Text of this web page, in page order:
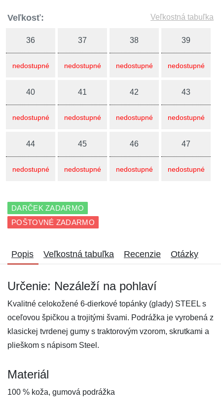
Veľkosť: Veľkostná tabuľka
36
nedostupné
37
nedostupné
38
nedostupné
39
nedostupné
40
nedostupné
41
nedostupné
42
nedostupné
43
nedostupné
44
nedostupné
45
nedostupné
46
nedostupné
47
nedostupné
DARČEK ZADARMO
POŠTOVNÉ ZADARMO
Popis Veľkostná tabuľka Recenzie Otázky
Určenie: Nezáleží na pohlaví
Kvalitné celokožené 6-dierkové topánky (glady) STEEL s
oceľovou špičkou a trojitými švami. Podrážka je vyrobená z
klasickej tvrdenej gumy s traktorovým vzorom, skrutkami a
plieškom s nápisom Steel.
Materiál
100 % koža, gumová podrážka